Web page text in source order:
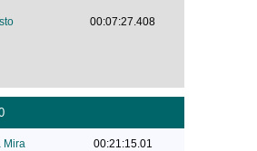
00:07:27.408
Mira 00:21:15.01